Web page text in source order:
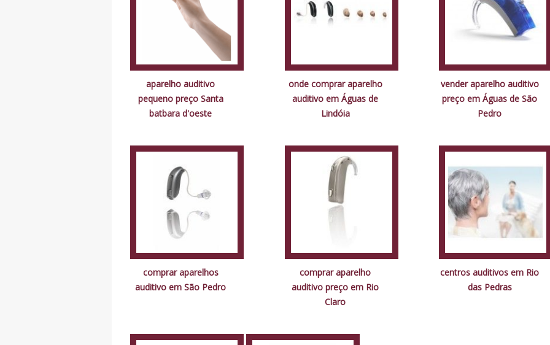
aparelho auditivo
pequeno preço Santa
batbara d'oeste
onde comprar aparelho
auditivo em Águas de
Lindóia
vender aparelho auditivo
preço em Águas de São
Pedro
comprar aparelhos
auditivo em São Pedro
comprar aparelho
auditivo preço em Rio
Claro
centros auditivos em Rio
das Pedras